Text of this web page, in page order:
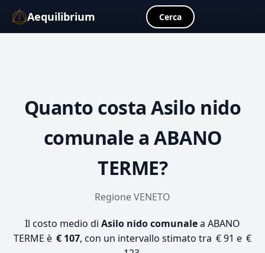
Aequilibrium Cerca
Quanto costaAsilo nido
comunale a ABANO
TERME?
Regione VENETO
Il costo medio di Asilo nido comunalea ABANO
TERME è € 107, con un intervallo stimato tra € 91 e €